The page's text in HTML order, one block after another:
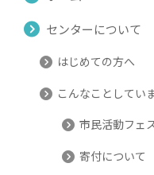
センターについて
はじめての方へ
こんなことしてい
市民活動フェ
寄付について